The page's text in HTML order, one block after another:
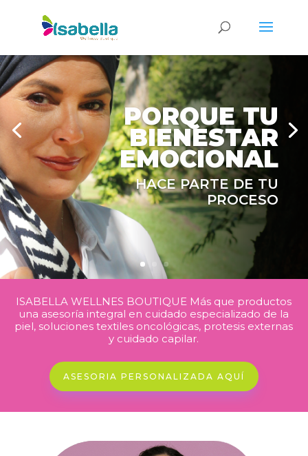
PORQUE TU
BIENESTAR
EMOCIONAL
HACE PARTE DE TU
PROCESO
ISABELLA WELLNES BOUTIQUE Más que productos
una asesoría integral en cuidado especializado de la
piel, soluciones textiles oncológicas, protesis externas
y cuidado capilar.
ASESORIA PERSONALIZADA AQUÍ